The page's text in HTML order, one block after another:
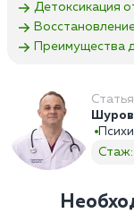
Детоксикация
Преимущества
Стаж: